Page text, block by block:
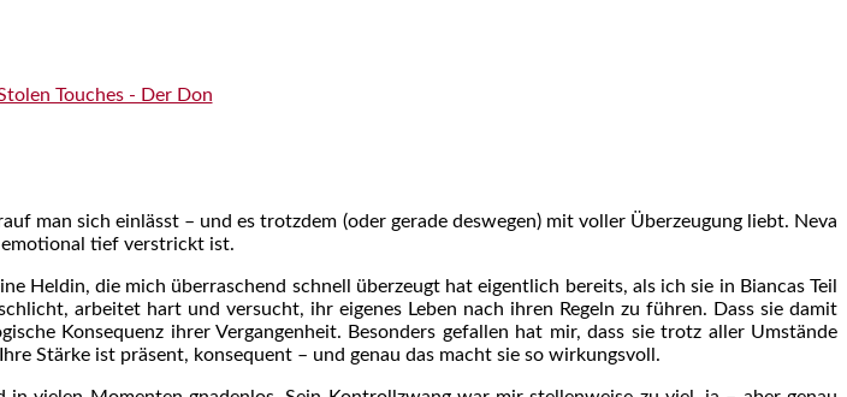
man sich einlässt – und es trotzdem (oder gerade deswegen) mit voller Überzeugung liebt. Neva
tief verstrickt ist.
Heldin, die mich überraschend schnell überzeugt hat eigentlich bereits, als ich sie in Biancas Teil
arbeitet hart und versucht, ihr eigenes Leben nach ihren Regeln zu führen. Dass sie damit
Konsequenz ihrer Vergangenheit. Besonders gefallen hat mir, dass sie trotz aller Umstände
Stärke ist präsent, konsequent – und genau das macht sie so wirkungsvoll.